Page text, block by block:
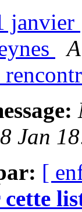
janvier
Jan
[